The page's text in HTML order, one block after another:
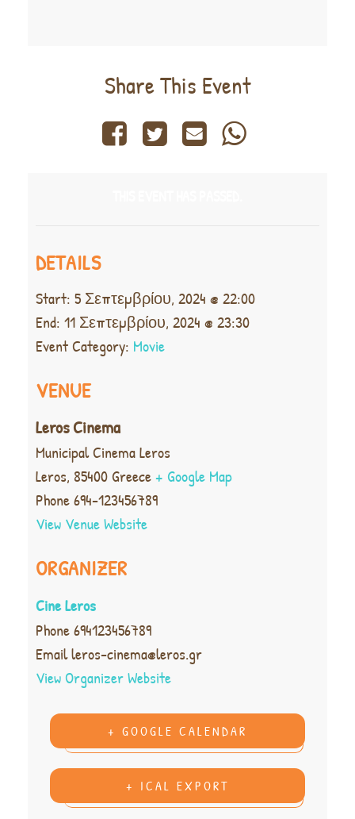
Share This Event
DETAILS
Start: 5 Σεπτεμβρίου, 2024 @ 22:00
End: 11 Σεπτεμβρίου, 2024 @ 23:30
Event Category: Movie
VENUE
Leros Cinema
Municipal Cinema Leros
Leros, 85400 Greece+ Google Map
Phone694-123456789
View Venue Website
ORGANIZER
Cine Leros
Phone694123456789
Emailleros-cinema@leros.gr
View Organizer Website
+ GOOGLE CALENDAR
+ ICAL EXPORT